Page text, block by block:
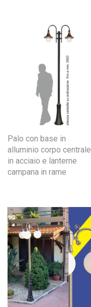
Palo con base in
alluminio corpo centrale
in acciaio e lanterne
campana in rame